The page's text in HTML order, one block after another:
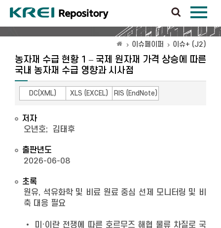
이슈페이퍼 이슈+ (J2)
농자재 수급 현황 1 – 국제 원자재 가격 상승에 따른
국내 농자재 수급 영향과 시사점
DC(XML) XLS (EXCEL) RIS (EndNote)
저자
오년호; 김태후
출판년도
2026-06-08
초록
원유, 석유화학 및 비료 원료 중심 선제 모니터링 및 비
축 대응 필요
• 미·이란 전쟁에 따른 호르무즈 해협 물류 차질로 국